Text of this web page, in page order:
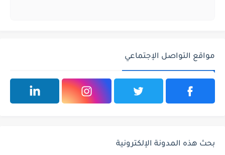
مواقع التواصل الإجتماعي
بحث هذه المدونة الإلكترونية